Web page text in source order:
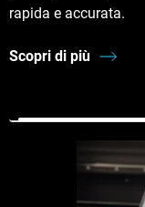
rapida e accurata.
Scopri di più